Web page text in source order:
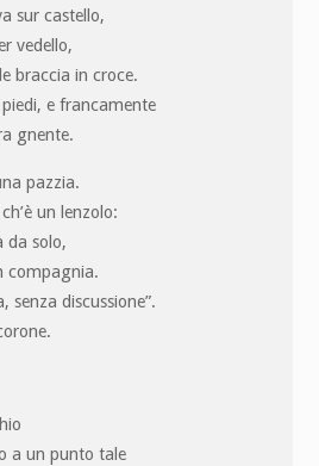
sur castello,
vedello,
braccia in croce.
e francamente
gnente.
pazzia.
un lenzolo:
da solo,
compagnia.
senza discussione”.
a un punto tale